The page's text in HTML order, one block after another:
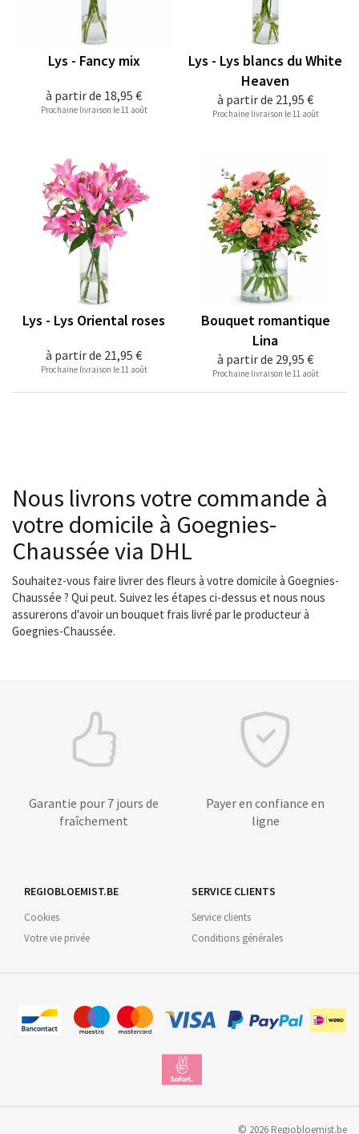
à partir de 18,95 €
Lys - Fancy mix
Prochaine livraison le 11 août
à partir de 21,95 €
Lys - Lys blancs du White
Heaven
Prochaine livraison le 11 août
à partir de 21,95 €
Lys - Lys Oriental roses
Prochaine livraison le 11 août
à partir de 29,95 €
Bouquet romantique
Lina
Prochaine livraison le 11 août
Nous livrons votre commande à
votre domicile à Goegnies-
Chaussée via DHL
Souhaitez-vous faire livrer des fleurs à votre domicile à Goegnies-
Chaussée ? Qui peut. Suivez les étapes ci-dessus et nous nous
assurerons d'avoir un bouquet frais livré par le producteur à
Goegnies-Chaussée.
Garantie pour 7 jours de
fraîchement
Payer en confiance en
ligne
REGIOBLOEMIST.BE
Cookies
Votre vie privée
SERVICE CLIENTS
Service clients
Conditions générales
© 2026 Regiobloemist.be